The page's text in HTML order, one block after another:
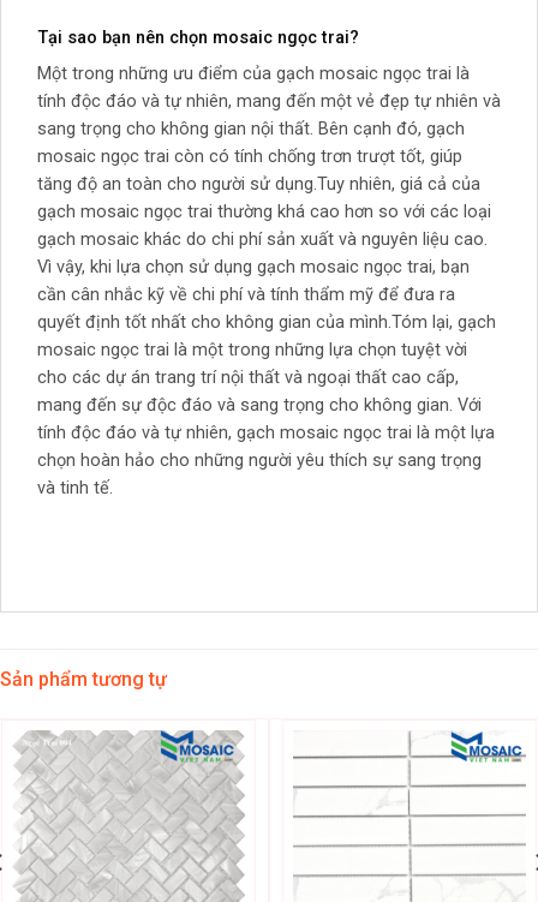
Tại sao bạn nên chọn mosaic ngọc trai?
Một trong những ưu điểm của gạch mosaic ngọc trai là
tính độc đáo và tự nhiên, mang đến một vẻ đẹp tự nhiên và
sang trọng cho không gian nội thất. Bên cạnh đó, gạch
mosaic ngọc trai còn có tính chống trơn trượt tốt, giúp
tăng độ an toàn cho người sử dụng.Tuy nhiên, giá cả của
gạch mosaic ngọc trai thường khá cao hơn so với các loại
gạch mosaic khác do chi phí sản xuất và nguyên liệu cao.
Vì vậy, khi lựa chọn sử dụng gạch mosaic ngọc trai, bạn
cần cân nhắc kỹ về chi phí và tính thẩm mỹ để đưa ra
quyết định tốt nhất cho không gian của mình.Tóm lại, gạch
mosaic ngọc trai là một trong những lựa chọn tuyệt vời
cho các dự án trang trí nội thất và ngoại thất cao cấp,
mang đến sự độc đáo và sang trọng cho không gian. Với
tính độc đáo và tự nhiên, gạch mosaic ngọc trai là một lựa
chọn hoàn hảo cho những người yêu thích sự sang trọng
và tinh tế.
Sản phẩm tương tự